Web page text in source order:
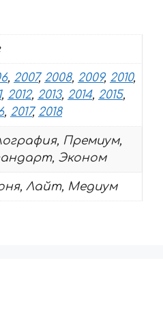
, 2007, 2008, 2009, 2010,
, 2012, 2013, 2014, 2015,
, 2017, 2018
Премиум,
Эконом
Лайт, Медиум